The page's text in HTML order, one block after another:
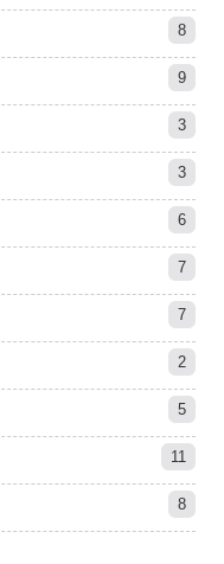
8
9
3
3
6
7
7
2
5
11
8